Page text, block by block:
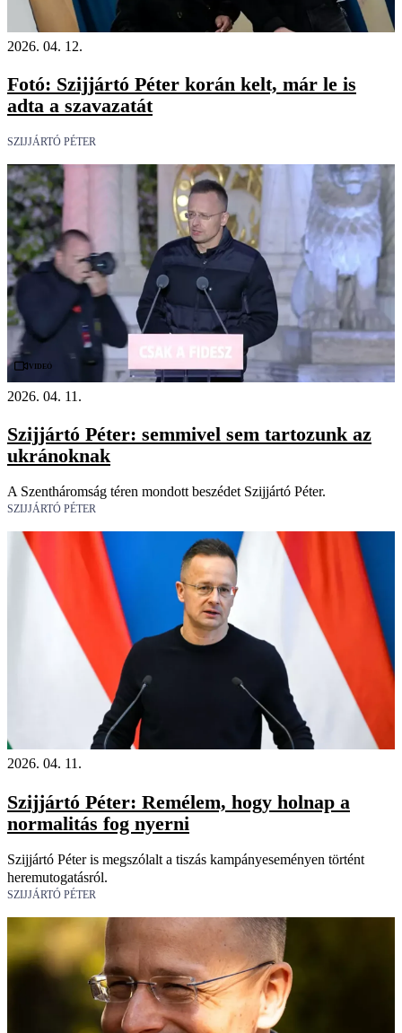
2026. 04. 12.
Fotó: Szijjártó Péter korán kelt, már le is
adta a szavazatát
SZIJJÁRTÓ PÉTER
Videó
2026. 04. 11.
Szijjártó Péter: semmivel sem tartozunk az
ukránoknak
A Szentháromság téren mondott beszédet Szijjártó Péter.
SZIJJÁRTÓ PÉTER
2026. 04. 11.
Szijjártó Péter: Remélem, hogy holnap a
normalitás fog nyerni
Szijjártó Péter is megszólalt a tiszás kampányeseményen történt
heremutogatásról.
SZIJJÁRTÓ PÉTER